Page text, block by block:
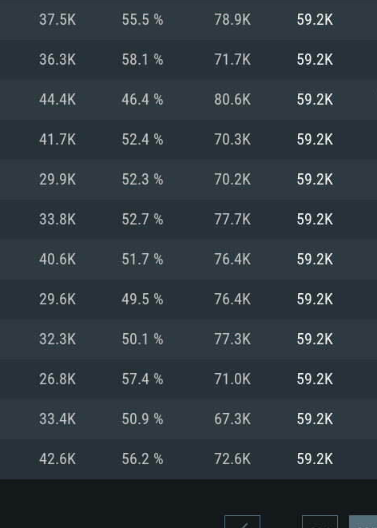
MAC
권장 사양
운영체제: Windows 10/11 (64
프로세서: Intel Core i5 또는
메모리: 16 GB 이상
그래픽 카드: DirectX 11 이상
은 지
버전
권장 사양
운영체제: Mac OS Big Sur 11.0
프로세서: Core i7 (Intel Xeon
네트워크: 브로드밴드 인터넷
여유 저장 공간: 62.2 GB (전
드라
버를
상도
권장 사양
운영체제: Ubuntu 20.04 64bit
프로세서: Intel Core i7
메모리: 16 GB
그래픽 카드: Vulkan 을 지원
와 동급의 성능을 가지며 최신
지원하는 AMD RX 570 (6개월
37.5K 55.5 % 78.9K 59.2K
36.3K 58.1 % 71.7K 59.2K
44.4K 46.4 % 80.6K 59.2K
41.7K 52.4 % 70.3K 59.2K
29.9K 52.3 % 70.2K 59.2K
33.8K 52.7 % 77.7K 59.2K
40.6K 51.7 % 76.4K 59.2K
29.6K 49.5 % 76.4K 59.2K
32.3K 50.1 % 77.3K 59.2K
26.8K 57.4 % 71.0K 59.2K
33.4K 50.9 % 67.3K 59.2K
42.6K 56.2 % 72.6K 59.2K